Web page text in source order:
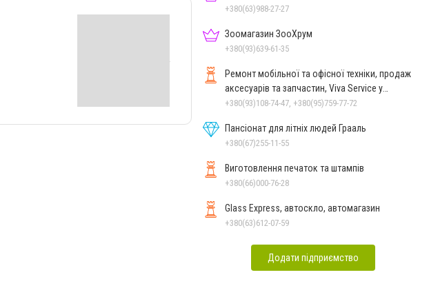
+380(63)988-27-27
Зоомагазин ЗооХрум
+380(93)639-61-35
Ремонт мобільної та офісної техніки, продаж
аксесуарів та запчастин, Viva Service у
Миколаєві
+380(93)108-74-47, +380(95)759-77-72
Пансіонат для літніх людей Грааль
+380(67)255-11-55
Виготовлення печаток та штампів
+380(66)000-76-28
Glass Express, автоскло, автомагазин
+380(63)612-07-59
Додати підприємство